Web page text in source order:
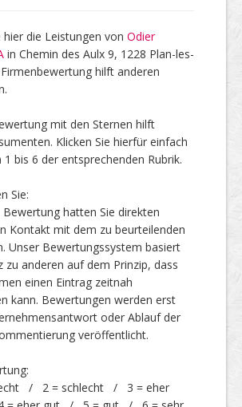
hier die Leistungen von Odier
in Chemin des Aulx 9, 1228 Plan-les-
hilft anderen
mit den Sternen hilft
Klicken Sie hierfür einfach
bis 6 der entsprechenden Rubrik.
Sie:
Bewertung hatten Sie direkten
Kontakt mit dem zu beurteilenden
Unser Bewertungssystem basiert
zu anderen auf dem Prinzip, dass
einen Eintrag zeitnah
kann. Bewertungen werden erst
oder Ablauf der
veröffentlicht.
/ 2 = schlecht / 3 = eher